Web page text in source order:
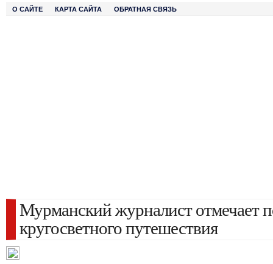
О САЙТЕ КАРТА САЙТА ОБРАТНАЯ СВЯЗЬ
Мурманский журналист отмечает
кругосветного путешествия